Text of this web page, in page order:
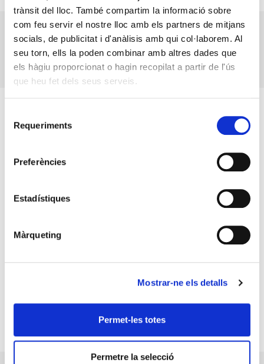
trànsit del lloc. També compartim la informació sobre
com feu servir el nostre lloc amb els partners de mitjans
socials, de publicitat i d'anàlisis amb qui col·laborem. Al
seu torn, ells la poden combinar amb altres dades que
els hàgiu proporcionat o hagin recopilat a partir de l'ús
que heu fet dels seus serveis.
Requeriments
Preferències
Estadístiques
Màrqueting
Mostrar-ne els detalls
Permet-les totes
Permetre la selecció
Foment i COELL diuen prou a l’oblit
governamental del territori
• 23 maig 2022